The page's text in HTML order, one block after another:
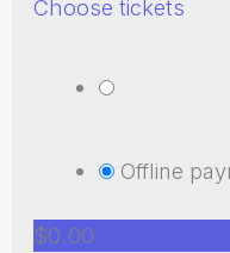
Choose tickets
Offline
$0.00